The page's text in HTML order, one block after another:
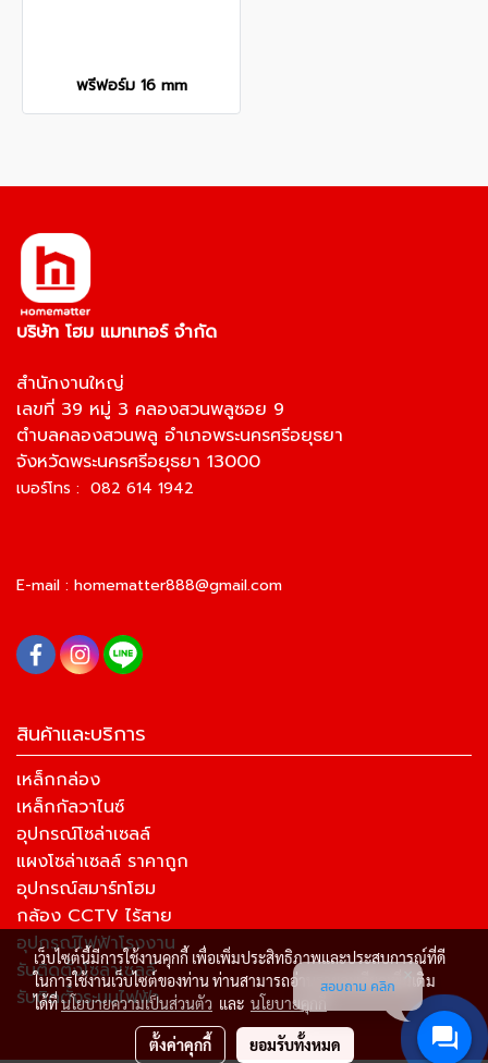
พรีฟอร์ม 16 mm
บริษัท โฮม แมทเทอร์ จำกัด
สำนักงานใหญ่
เลขที่ 39 หมู่ 3 คลองสวนพลูซอย 9
ตำบลคลองสวนพลู อำเภอพระนครศรีอยุธยา
จังหวัดพระนครศรีอยุธยา 13000
เบอร์โทร : 082 614 1942
E-mail : homematter888@gmail.com
สินค้าและบริการ
เหล็กกล่อง
เหล็กกัลวาไนซ์
อุปกรณ์โซล่าเซลล์
แผงโซล่าเซลล์ ราคาถูก
อุปกรณ์สมาร์ทโฮม
กล้อง CCTV ไร้สาย
อุปกรณ์ไฟฟ้าโรงงาน
รับติดตั้งโซล่าเซลล์
รับติดตั้งระบบไฟฟ้า
เว็บไซต์นี้มีการใช้งานคุกกี้ เพื่อเพิ่มประสิทธิภาพและประสบการณ์ที่ดี
ในการใช้งานเว็บไซต์ของท่าน ท่านสามารถอ่านรายละเอียดเพิ่มเติม
ได้ที่นโยบายความเป็นส่วนตัว และ นโยบายคุกกี้
ตั้งค่าคุกกี้ ยอมรับทั้งหมด
สอบถาม คลิก